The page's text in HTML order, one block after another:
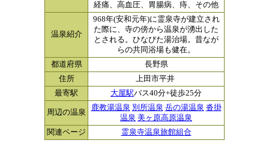
経痛、高血圧、胃腸病、痔、その他
温泉紹介
968年(安和元年)に霊泉寺が建立され
た際に、寺の傍から温泉が湧出した
とされる。ひなびた湯治場。昔なが
らの共同浴場も健在。
都道府県
長野県
住所
上田市平井
最寄駅
大屋駅バス40分+徒歩25分
周辺の温泉
鹿教湯温泉 別所温泉 岳の湯温泉 沓掛
温泉 美ヶ原高原温泉
関連ページ
霊泉寺温泉旅館組合